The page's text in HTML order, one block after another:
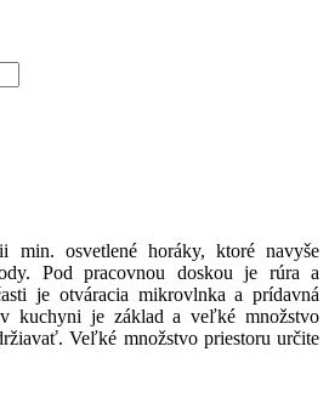
min. osvetlené horáky, ktoré navyše
Pod pracovnou doskou je rúra a
je otváracia mikrovlnka a prídavná
kuchyni je základ a veľké množstvo
Veľké množstvo priestoru určite